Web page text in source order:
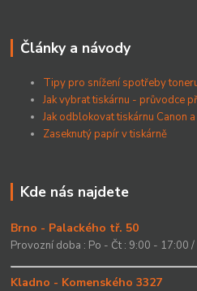
Články a návody
Tipy pro snížení spotřeby
Jak vybrat tiskárnu - průvodce
Jak odblokovat tiskárnu Canon
Zaseknutý papír v tiskárně
Kde nás najdete
Brno - Palackého tř. 50
Provozní doba : Po - Čt : 9:00 - 17:00
Kladno - Komenského 3327